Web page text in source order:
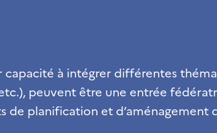
capacité à intégrer différentes
peuvent être une entrée
de planification et d’aménagement